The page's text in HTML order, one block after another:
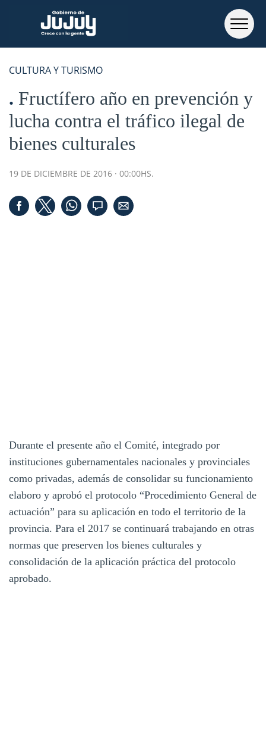
CULTURA Y TURISMO
Fructífero año en prevención y
lucha contra el tráfico ilegal de
bienes culturales
19 DE DICIEMBRE DE 2016 · 00:00HS.
Durante el presente año el Comité, integrado por
instituciones gubernamentales nacionales y provinciales
como privadas, además de consolidar su funcionamiento
elaboro y aprobó el protocolo “Procedimiento General de
actuación” para su aplicación en todo el territorio de la
provincia. Para el 2017 se continuará trabajando en otras
normas que preserven los bienes culturales y
consolidación de la aplicación práctica del protocolo
aprobado.